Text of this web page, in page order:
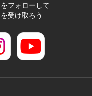
フォローして
受け取ろう